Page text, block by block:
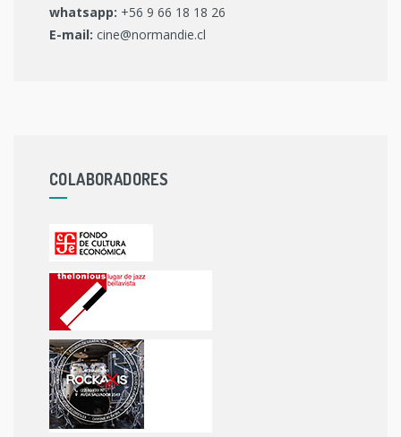
whatsapp: +56 9 66 18 18 26
E-mail: cine@normandie.cl
COLABORADORES